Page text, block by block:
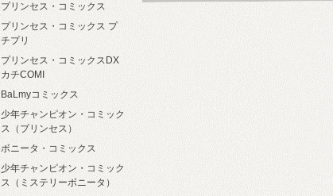
プリンセス・コミックス
プリンセス・コミックス プ
チプリ
プリンセス・コミックスDX
カチCOMI
BaLmyコミックス
少年チャンピオン・コミック
ス（プリンセス）
ボニータ・コミックス
少年チャンピオン・コミック
ス（ミステリーボニータ）